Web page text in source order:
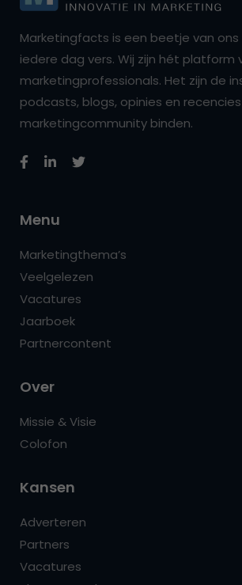
Marketingfacts is een beetje van ons
iedere dag vers. Wij zijn hét platform
marketingprofessionals. Het zijn de
podcasts, blogs, opinies en
marketingcommunity binden.
Menu
Marketingthema’s
Veelgelezen
Vacatures
Jaarboek
Partnercontent
Over
Missie & Visie
Colofon
Kansen
Adverteren
Partners
Vacatures